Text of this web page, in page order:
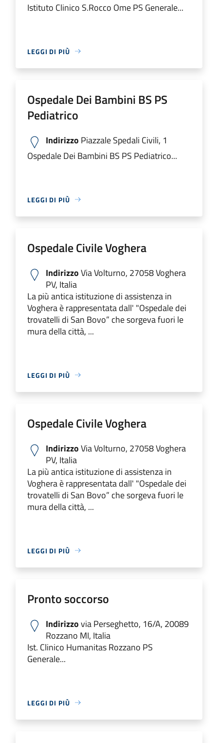
Istituto Clinico S.Rocco Ome PS Generale...
LEGGI DI PIÙ
Ospedale Dei Bambini BS PS
Pediatrico
Indirizzo Piazzale Spedali Civili, 1
Ospedale Dei Bambini BS PS Pediatrico...
LEGGI DI PIÙ
Ospedale Civile Voghera
IndirizzoVia Volturno, 27058 Voghera
PV, Italia
La più antica istituzione di assistenza in
Voghera è rappresentata dall' "Ospedale dei
trovatelli di San Bovo” che sorgeva fuori le
mura della città, ...
LEGGI DI PIÙ
Ospedale Civile Voghera
IndirizzoVia Volturno, 27058 Voghera
PV, Italia
La più antica istituzione di assistenza in
Voghera è rappresentata dall' "Ospedale dei
trovatelli di San Bovo” che sorgeva fuori le
mura della città, ...
LEGGI DI PIÙ
Pronto soccorso
Indirizzovia Perseghetto, 16/A, 20089
Rozzano MI, Italia
Ist. Clinico Humanitas Rozzano PS
Generale...
LEGGI DI PIÙ